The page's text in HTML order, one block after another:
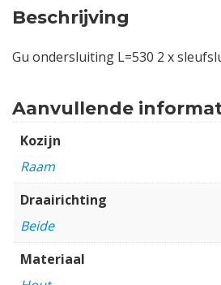
Beschrijving
Gu ondersluiting L=530 2 x
Aanvullende
Kozijn
Raam
Draairichting
Beide
Materiaal